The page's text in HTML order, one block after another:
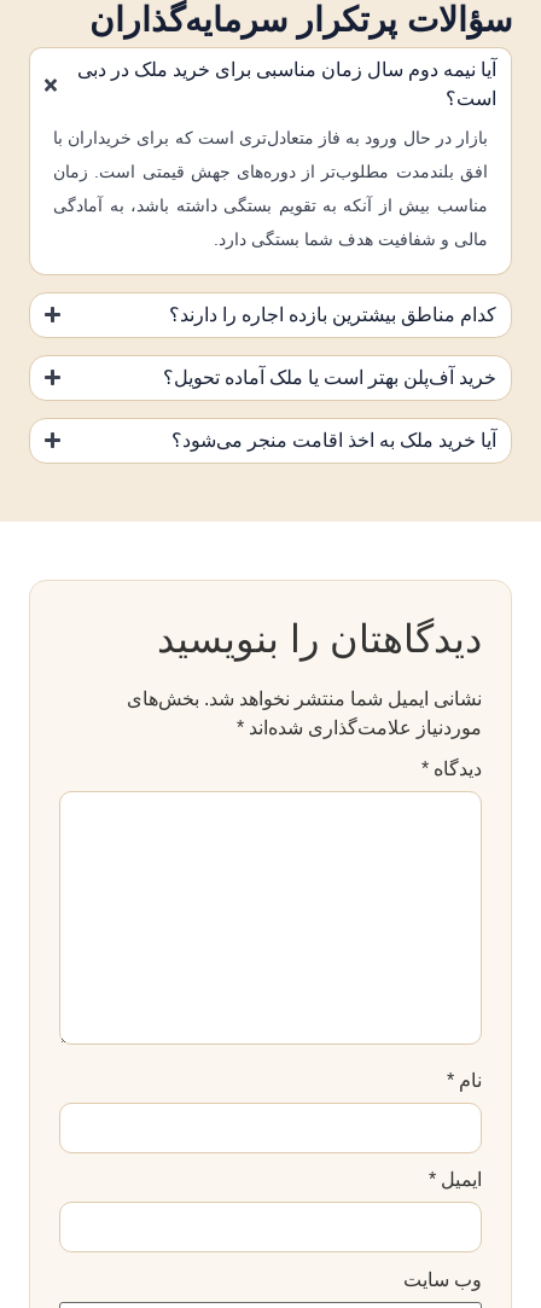
سؤالات پرتکرار سرمایه‌گذاران
آیا نیمه دوم سال زمان مناسبی برای خرید ملک در دبی
است؟
بازار در حال ورود به فاز متعادل‌تری است که برای خریداران با
افق بلندمدت مطلوب‌تر از دوره‌های جهش قیمتی است. زمان
مناسب بیش از آنکه به تقویم بستگی داشته باشد، به آمادگی
مالی و شفافیت هدف شما بستگی دارد.
کدام مناطق بیشترین بازده اجاره را دارند؟
خرید آف‌پلن بهتر است یا ملک آماده تحویل؟
آیا خرید ملک به اخذ اقامت منجر می‌شود؟
دیدگاهتان را بنویسید
نشانی ایمیل شما منتشر نخواهد شد. بخش‌های
موردنیاز علامت‌گذاری شده‌اند *
دیدگاه*
نام*
ایمیل*
وب‌ سایت